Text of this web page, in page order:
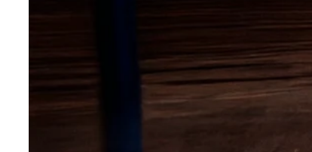
Mus kan hurtigt blive en stor gene,
ind i bygninger. De søger typisk mod
og adgang til føde, og derfor kan både
mindre virksomheder opleve
reagere tidligt, så skader på inventar
musene ikke når at brede sig til flere